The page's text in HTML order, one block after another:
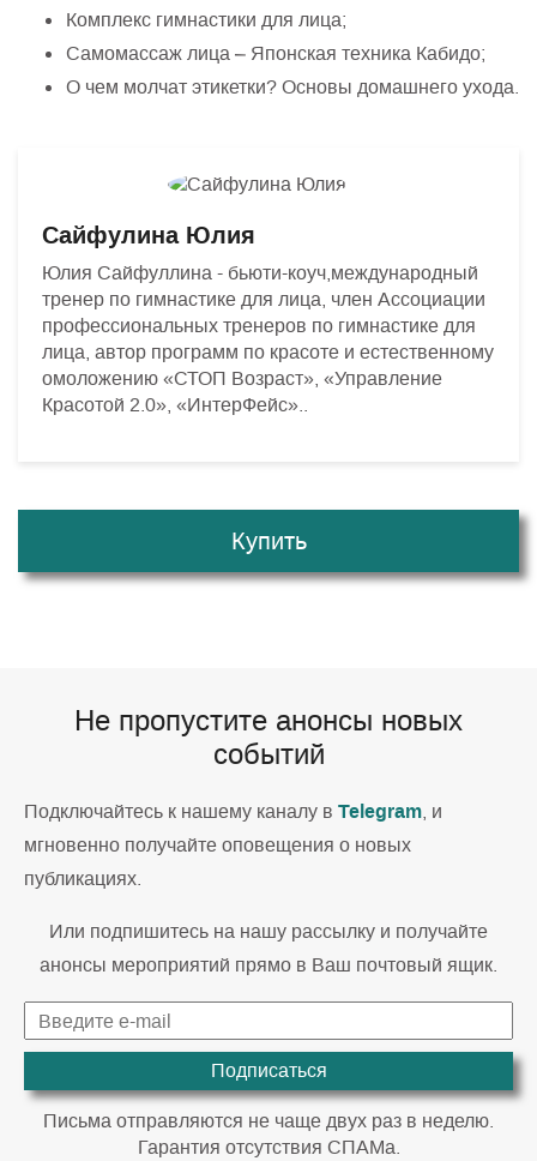
Комплекс гимнастики для лица;
Самомассаж лица – Японская техника Кабидо;
О чем молчат этикетки? Основы домашнего ухода.
Сайфулина Юлия
Юлия Сайфуллина - бьюти-коуч,международный
тренер по гимнастике для лица, член Ассоциации
профессиональных тренеров по гимнастике для
лица, автор программ по красоте и естественному
омоложению «СТОП Возраст», «Управление
Красотой 2.0», «ИнтерФейс»..
Купить
Не пропустите анонсы новых
событий
Подключайтесь к нашему каналу в Telegram, и
мгновенно получайте оповещения о новых
публикациях.
Или подпишитесь на нашу рассылку и получайте
анонсы мероприятий прямо в Ваш почтовый ящик.
Подписаться
Письма отправляются не чаще двух раз в неделю.
Гарантия отсутствия СПАМа.